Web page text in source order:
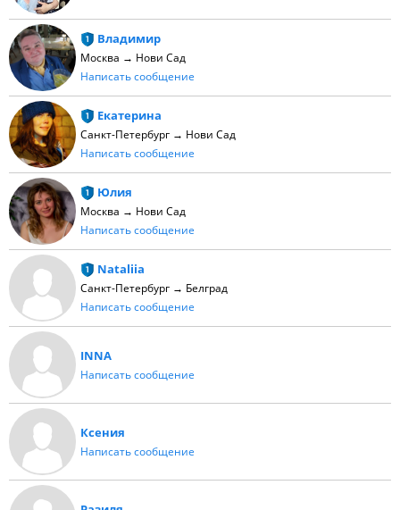
Владимир
Москва → Нови Сад
Написать сообщение
Екатерина
Санкт-Петербург → Нови Сад
Написать сообщение
Юлия
Москва → Нови Сад
Написать сообщение
Nataliia
Санкт-Петербург → Белград
Написать сообщение
INNA
Написать сообщение
Ксения
Написать сообщение